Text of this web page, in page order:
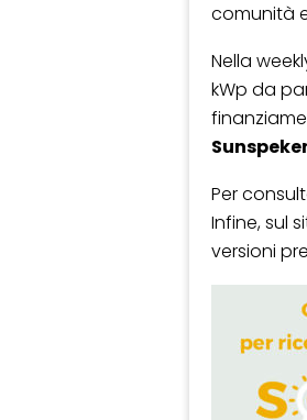
comunità
Nella
kWp da
Per
Infine, sul
versioni